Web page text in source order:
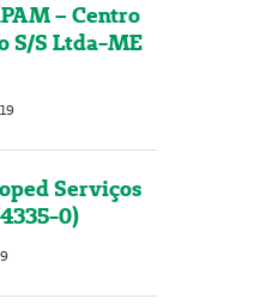
– Centro
S/S Ltda-ME
Serviços
0)